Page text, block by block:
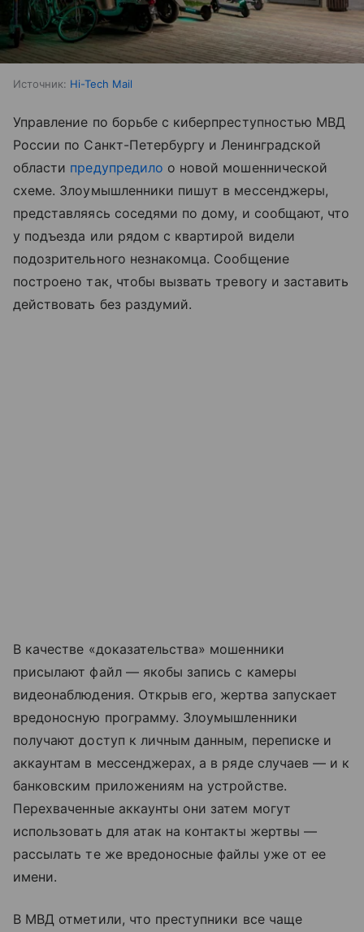
Источник: Hi-Tech Mail
Управление по борьбе с киберпреступностью МВД
России по Санкт-Петербургу и Ленинградской
области предупредило о новой мошеннической
схеме. Злоумышленники пишут в мессенджеры,
представляясь соседями по дому, и сообщают, что
у подъезда или рядом с квартирой видели
подозрительного незнакомца. Сообщение
построено так, чтобы вызвать тревогу и заставить
действовать без раздумий.
В качестве «доказательства» мошенники
присылают файл — якобы запись с камеры
видеонаблюдения. Открыв его, жертва запускает
вредоносную программу. Злоумышленники
получают доступ к личным данным, переписке и
аккаунтам в мессенджерах, а в ряде случаев — и к
банковским приложениям на устройстве.
Перехваченные аккаунты они затем могут
использовать для атак на контакты жертвы —
рассылать те же вредоносные файлы уже от ее
имени.
В МВД отметили, что преступники все чаще